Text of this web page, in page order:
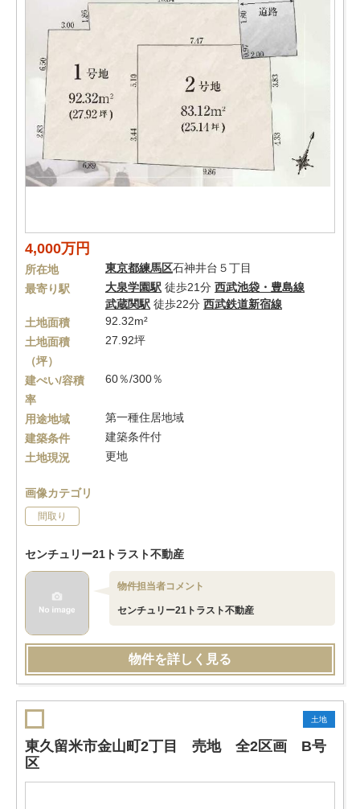
4,000万円
所在地 東京都練馬区石神井台５丁目
最寄り駅
大泉学園駅 徒歩21分 西武池袋・豊島線
武蔵関駅 徒歩22分 西武鉄道新宿線
土地面積
92.32m²
土地面積
（坪）
27.92坪
建ぺい/容積
率
60％/300％
用途地域
第一種住居地域
建築条件
建築条件付
土地現況
更地
画像カテゴリ
間取り
センチュリー21トラスト不動産
物件担当者コメント
センチュリー21トラスト不動産
物件を詳しく見る
土地
東久留米市金山町2丁目 売地 全2区画 B号
区